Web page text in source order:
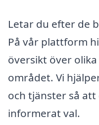
Letar du efter de
På vår plattform
översikt över
området. Vi
och tjänster så
informerat val.